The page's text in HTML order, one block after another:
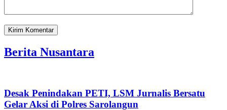
Berita Nusantara
Desak Penindakan PETI, LSM Jurnalis Bersatu
Gelar Aksi di Polres Sarolangun